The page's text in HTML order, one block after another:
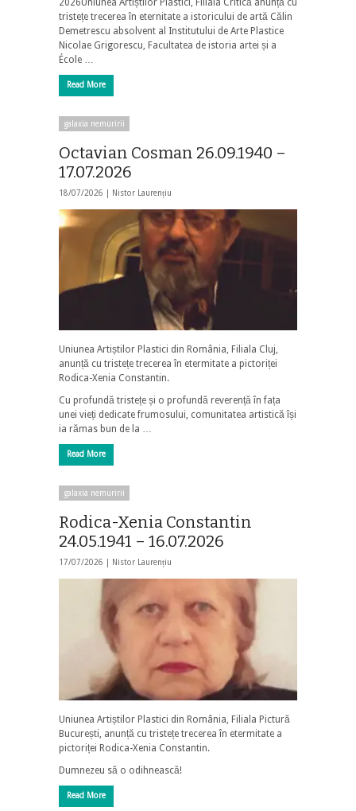
tristețe trecerea în eternitate a istoricului de artă Călin
Demetrescu absolvent al Institutului de Arte Plastice
Nicolae Grigorescu, Facultatea de istoria artei și a
École …
Read More
galaxia nemuririi
Octavian Cosman 26.09.1940 –
17.07.2026
18/07/2026 | Nistor Laurențiu
Uniunea Artiștilor Plastici din România, Filiala Cluj,
anunță cu tristețe trecerea în etermitate a pictoriței
Rodica-Xenia Constantin.
Cu profundă tristețe și o profundă reverență în fața
unei vieți dedicate frumosului, comunitatea artistică își
ia rămas bun de la …
Read More
galaxia nemuririi
Rodica-Xenia Constantin
24.05.1941 – 16.07.2026
17/07/2026 | Nistor Laurențiu
Uniunea Artiștilor Plastici din România, Filiala Pictură
București, anunță cu tristețe trecerea în etermitate a
pictoriței Rodica-Xenia Constantin.
Dumnezeu să o odihnească!
Read More